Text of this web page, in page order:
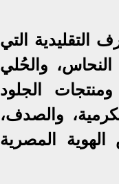
التقليدية التي
النحاس، والحُلي
الجلود
والصدف،
الهوية المصرية